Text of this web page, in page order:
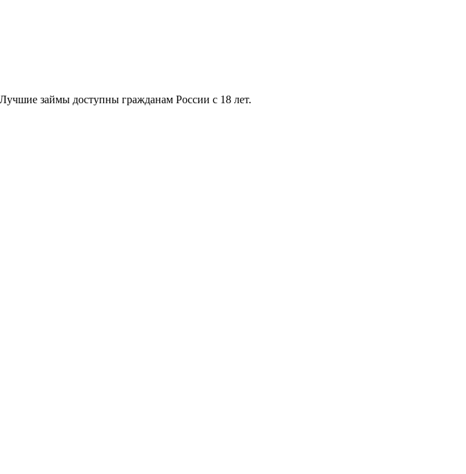
займы доступны гражданам России с 18 лет.